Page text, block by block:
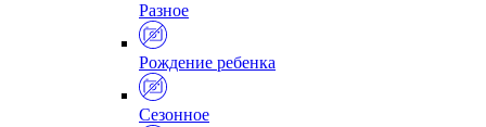
Разное
Рождение ребенка
Сезонное